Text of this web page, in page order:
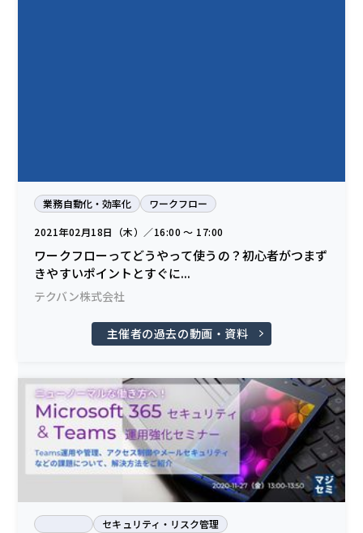
業務自動化・効率化 ワークフロー
2021年02月18日（木）／16:00 〜 17:00
ワークフローってどうやって使うの？初心者がつまず
きやすいポイントとすぐに...
テクバン株式会社
主催者の過去の動画・資料
セキュリティ・リスク管理